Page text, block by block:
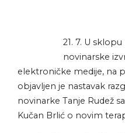
21. 7. U
novinarske
elektroničke medije, na
objavljen je nastavak
novinarke Tanje Rudež
Kučan Brlić o novim